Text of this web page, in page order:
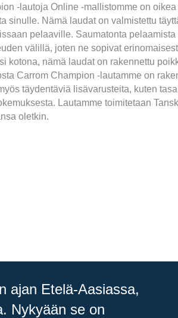
-lautoja Online -mallistomme on
Nämä laudat on valmistettu
pelaaville. Saumatonta
välillä, joten ne sopivat
kotona, nämä laudat on rakennettu
Carrom Champion -lautamme on
täydentäviä lisävarusteita, kuten
Lautamme toimitetaan
oletkin.
ajan Etelä-Aasiassa,
Nykyään se on